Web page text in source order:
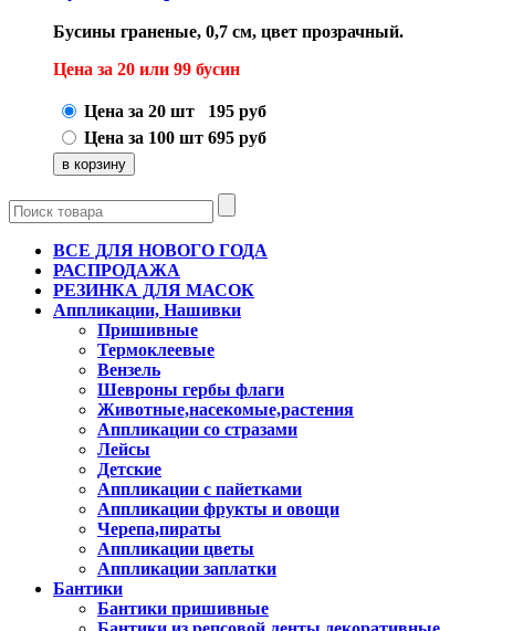
Бусины граненые, 0,7 см, цвет прозрачный.
Цена за 20 или 99 бусин
Цена за 20 шт 195 руб
Цена за 100 шт 695 руб
ВСЕ ДЛЯ НОВОГО ГОДА
РАСПРОДАЖА
РЕЗИНКА ДЛЯ МАСОК
Аппликации, Нашивки
Пришивные
Термоклеевые
Вензель
Шевроны гербы флаги
Животные,насекомые,растения
Аппликации со стразами
Лейсы
Детские
Аппликации с пайетками
Аппликации фрукты и овощи
Черепа,пираты
Аппликации цветы
Аппликации заплатки
Бантики
Бантики пришивные